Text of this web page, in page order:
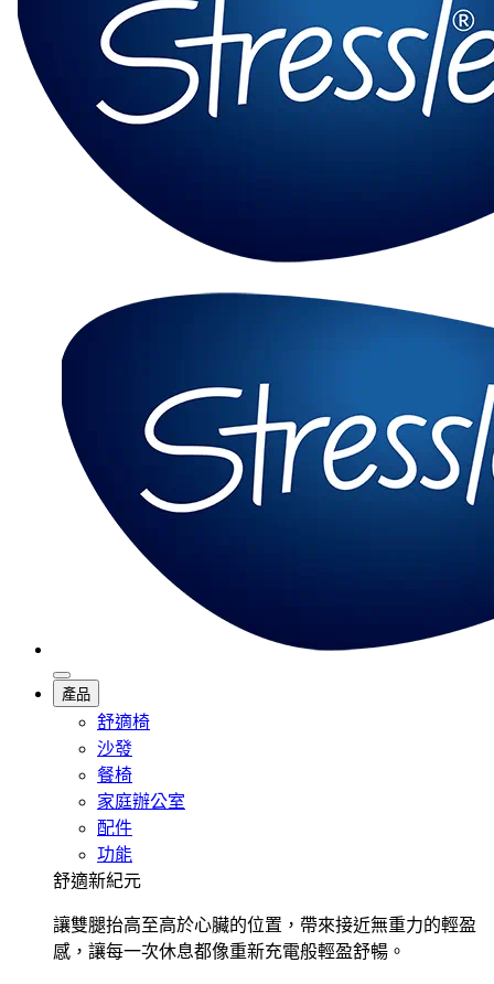
產品
舒適椅
沙發
餐椅
家庭辦公室
配件
功能
舒適新紀元
讓雙腿抬高至高於心臟的位置，帶來接近無重力的輕盈
感，讓每一次休息都像重新充電般輕盈舒暢。